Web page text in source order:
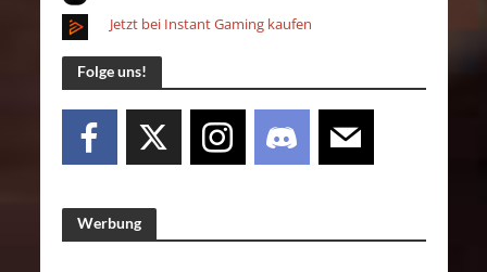
Jetzt bei Instant Gaming kaufen
Folge uns!
Werbung